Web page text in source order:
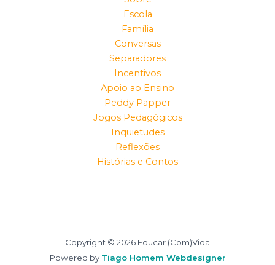
Escola
Família
Conversas
Separadores
Incentivos
Apoio ao Ensino
Peddy Papper
Jogos Pedagógicos
Inquietudes
Reflexões
Histórias e Contos
Copyright © 2026 Educar (Com)Vida
Powered by Tiago Homem Webdesigner